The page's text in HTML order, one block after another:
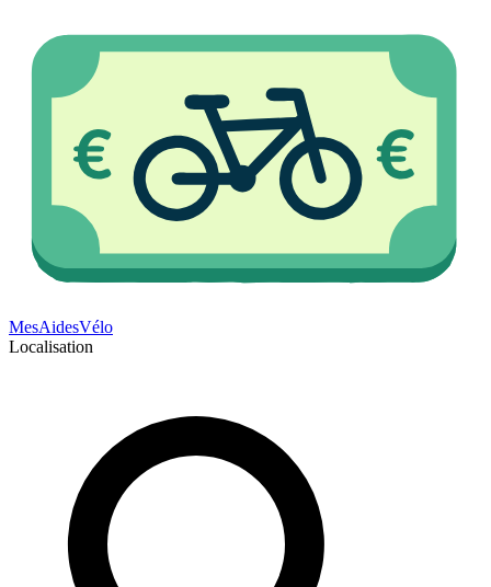
MesAidesVélo
Localisation